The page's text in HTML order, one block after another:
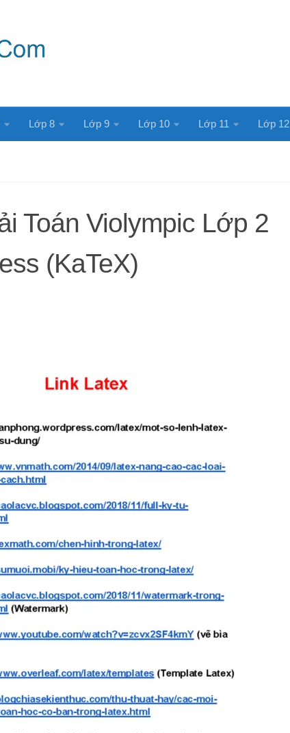
Lớp 8 Lớp 9 Lớp 10 Lớp 11 Lớp 12
Toán Violympic Lớp 2
(KaTeX)